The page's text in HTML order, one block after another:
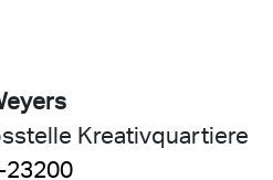
Kreativquartiere
23200